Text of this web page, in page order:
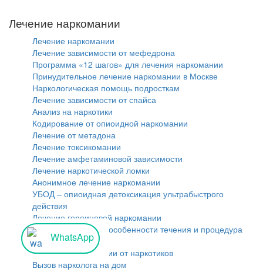
WhatsApp
Лечение наркомании
Лечение наркомании
Лечение зависимости от мефедрона
Программа «12 шагов» для лечения наркомании
Принудительное лечение наркомании в Москве
Наркологическая помощь подросткам
Лечение зависимости от спайса
Анализ на наркотики
Кодирование от опиоидной наркомании
Лечение от метадона
Лечение токсикомании
Лечение амфетаминовой зависимости
Лечение наркотической ломки
Анонимное лечение наркомании
УБОД – опиоидная детоксикация ультрабыстрого
действия
Лечение героиновой наркомании
Героиновая ломка: особенности течения и процедура
снятия
Методы детоксикации от наркотиков
Вызов нарколога на дом